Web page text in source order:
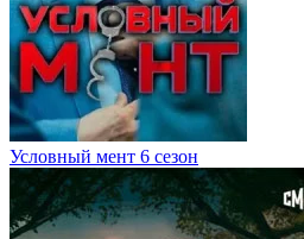
Условный мент 6 сезон